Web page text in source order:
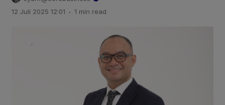
12 Juli 2025 12:01 . 1 min read